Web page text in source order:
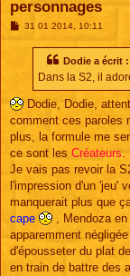
personnages
M31 01 2014, 10:11
Dodie a écrit :
Dans la S2, il
Dodie, Dodie,
comment ces paroles
plus, la formule me
ce sont les Créateurs.
Je vais pas revoir la
l'impression d'un 'jeu'
manquerait plus que
cape
, Mendoza
apparemment
d'épousseter du plat
en train de battre des